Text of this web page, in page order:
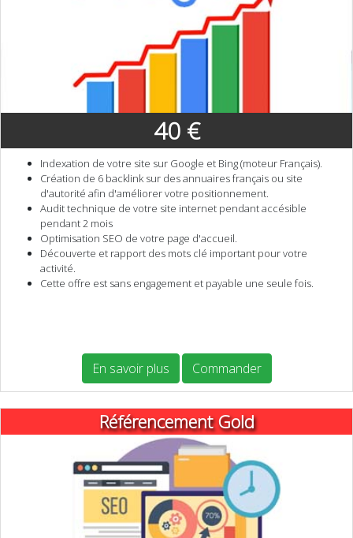
40 €
Indexation de votre site sur Google et Bing (moteur Français).
Création de 6 backlink sur des annuaires français ou site
d'autorité afin d'améliorer votre positionnement.
Audit technique de votre site internet pendant accésible
pendant 2 mois
Optimisation SEO de votre page d'accueil.
Découverte et rapport des mots clé important pour votre
activité.
Cette offre est sans engagement et payable une seule fois.
En savoir plus Commander
Référencement Gold